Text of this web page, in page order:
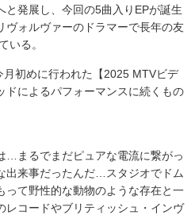
と発展し、今回の5曲入りEPが誕生
ヴォルヴァーのドラマーで長年の友
いる。
初めに行われた【2025 MTVビデ
ドによるパフォーマンスに続くもの
…まるでまだピュアな電流に繋がっ
出来事だったんだ…スタジオでドム
って野性的な動物のような存在と一
コードやブリティッシュ・インヴ